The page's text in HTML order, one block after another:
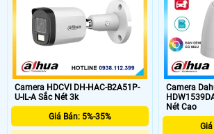
Camera HDCVI DH-HAC-B2A51P-
U-IL-A Sắc Nét 3k
Giá Bán: 5%-35%
Camera
Nét Cao
Giá